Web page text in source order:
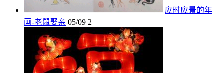
应时应景的年
画-老鼠娶亲 05/09 2